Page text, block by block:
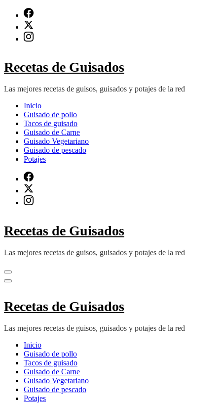
contenido
(presiona
Recetas de Guisados
Las mejores recetas de guisos, guisados y potajes de la red
Inicio
Guisado de pollo
Tacos de guisado
Guisado de Carne
Guisado Vegetariano
Guisado de pescado
Potajes
Recetas de Guisados
Las mejores recetas de guisos, guisados y potajes de la red
Recetas de Guisados
Las mejores recetas de guisos, guisados y potajes de la red
Inicio
Guisado de pollo
Tacos de guisado
Guisado de Carne
Guisado Vegetariano
Guisado de pescado
Potajes